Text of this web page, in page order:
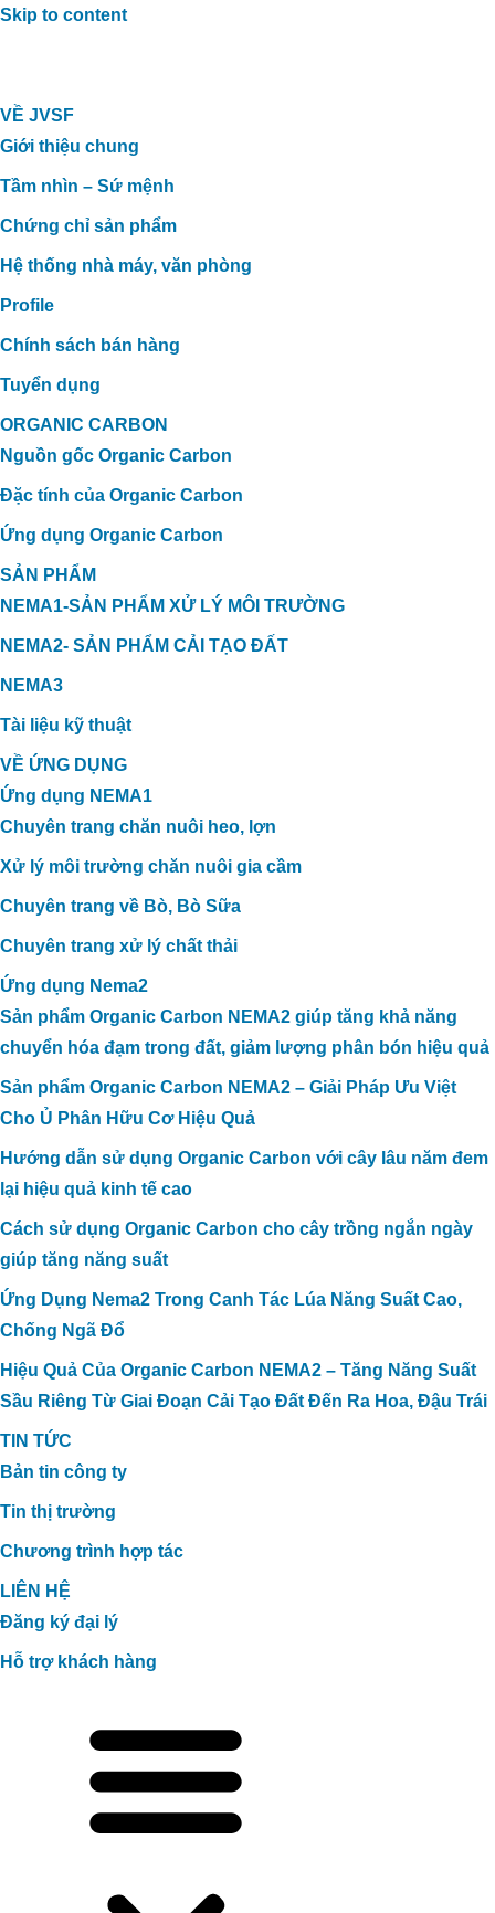
Skip to content
VỀ JVSF
Giới thiệu chung
Tầm nhìn – Sứ mệnh
Chứng chỉ sản phẩm
Hệ thống nhà máy, văn phòng
Profile
Chính sách bán hàng
Tuyển dụng
ORGANIC CARBON
Nguồn gốc Organic Carbon
Đặc tính của Organic Carbon
Ứng dụng Organic Carbon
SẢN PHẨM
NEMA1-SẢN PHẨM XỬ LÝ MÔI TRƯỜNG
NEMA2- SẢN PHẨM CẢI TẠO ĐẤT
NEMA3
Tài liệu kỹ thuật
VỀ ỨNG DỤNG
Ứng dụng NEMA1
Chuyên trang chăn nuôi heo, lợn
Xử lý môi trường chăn nuôi gia cầm
Chuyên trang về Bò, Bò Sữa
Chuyên trang xử lý chất thải
Ứng dụng Nema2
Sản phẩm Organic Carbon NEMA2 giúp tăng khả năng
chuyển hóa đạm trong đất, giảm lượng phân bón hiệu quả
Sản phẩm Organic Carbon NEMA2 – Giải Pháp Ưu Việt
Cho Ủ Phân Hữu Cơ Hiệu Quả
Hướng dẫn sử dụng Organic Carbon với cây lâu năm đem
lại hiệu quả kinh tế cao
Cách sử dụng Organic Carbon cho cây trồng ngắn ngày
giúp tăng năng suất
Ứng Dụng Nema2 Trong Canh Tác Lúa Năng Suất Cao,
Chống Ngã Đổ
Hiệu Quả Của Organic Carbon NEMA2 – Tăng Năng Suất
Sầu Riêng Từ Giai Đoạn Cải Tạo Đất Đến Ra Hoa, Đậu Trái
TIN TỨC
Bản tin công ty
Tin thị trường
Chương trình hợp tác
LIÊN HỆ
Đăng ký đại lý
Hỗ trợ khách hàng